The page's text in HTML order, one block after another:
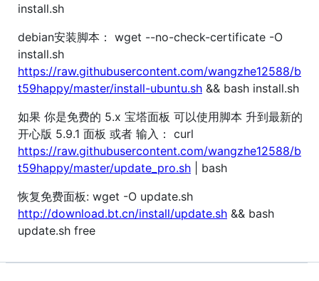
install.sh
debian安装脚本： wget --no-check-certificate -O
install.sh
https://raw.githubusercontent.com/wangzhe12588/b
t59happy/master/install-ubuntu.sh && bash install.sh
如果 你是免费的 5.x 宝塔面板 可以使用脚本 升到最新的
开心版 5.9.1 面板 或者 输入： curl
https://raw.githubusercontent.com/wangzhe12588/b
t59happy/master/update_pro.sh | bash
恢复免费面板: wget -O update.sh
http://download.bt.cn/install/update.sh && bash
update.sh free